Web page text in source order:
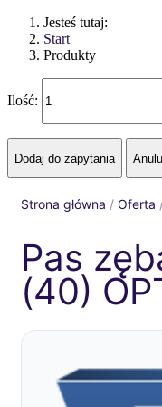
Jesteś tutaj:
Start
Produkty
Ilość:
Strona główna / Oferta
Pas
(40)